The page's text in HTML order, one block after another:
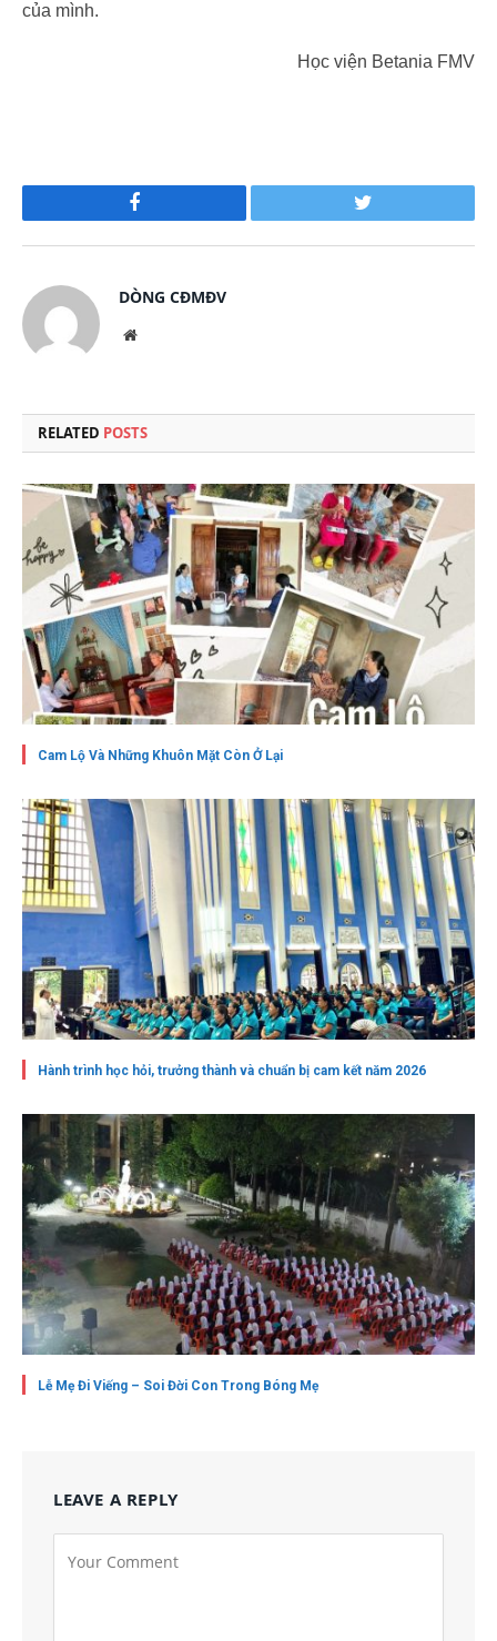
của mình.
Học viện Betania FMV
Facebook Twitter
DÒNG CĐMĐV
Website
RELATED POSTS
Cam Lộ Và Những Khuôn Mặt Còn Ở Lại
Hành trình học hỏi, trưởng thành và chuẩn bị cam kết năm 2026
Lễ Mẹ Đi Viếng – Soi Đời Con Trong Bóng Mẹ
LEAVE A REPLY